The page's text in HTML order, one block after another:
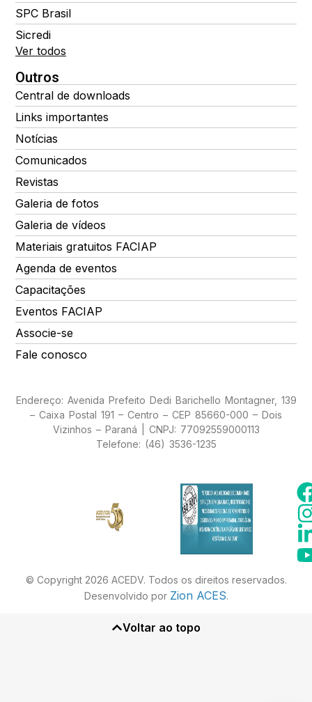
SPC Brasil
Sicredi
Ver todos
Outros
Central de downloads
Links importantes
Notícias
Comunicados
Revistas
Galeria de fotos
Galeria de vídeos
Materiais gratuitos FACIAP
Agenda de eventos
Capacitações
Eventos FACIAP
Associe-se
Fale conosco
Endereço: Avenida Prefeito Dedi Barichello Montagner, 139
– Caixa Postal 191 – Centro – CEP 85660-000 – Dois
Vizinhos – Paraná | CNPJ: 77092559000113
Telefone: (46) 3536-1235
© Copyright 2026 ACEDV. Todos os direitos reservados.
Desenvolvido por Zion ACES.
Voltar ao topo